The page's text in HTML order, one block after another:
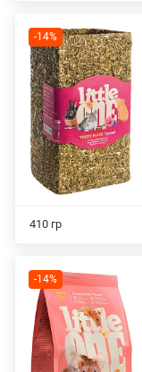
-14%
410 гр
-14%